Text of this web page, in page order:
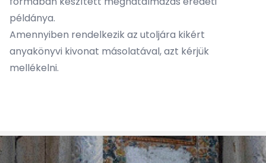
példánya.
Amennyiben rendelkezik az utoljára kikért
anyakönyvi kivonat másolatával, azt kérjük
mellékelni.